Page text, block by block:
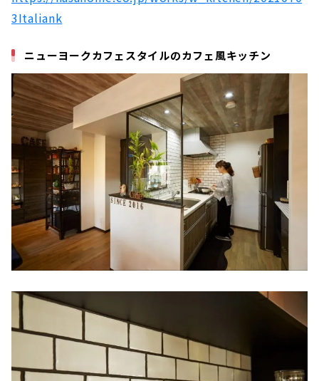
3Italiank
ニューヨークカフェスタイルのカフェ風キッチン